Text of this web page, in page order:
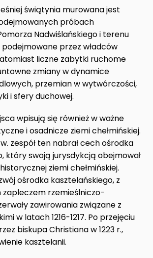
świątynia murowana jest
próbach
Nadwiślańskiego i terenu
podejmowane przez władców
liczne zabytki ruchome
zmiany w dynamice
przemian w wytwórczości,
i sfery duchowej.
wpisują się również w ważne
i osadnicze ziemi chełmińskiej.
w. zespół ten nabrał cech ośrodka
który swoją jurysdykcją obejmował
ziemi chełmińskiej.
ośrodka kasztelańskiego, z
rzemieślniczo-
zawirowania związane z
w latach 1216-1217. Po przejęciu
biskupa Christiana w 1223 r.,
kasztelanii.